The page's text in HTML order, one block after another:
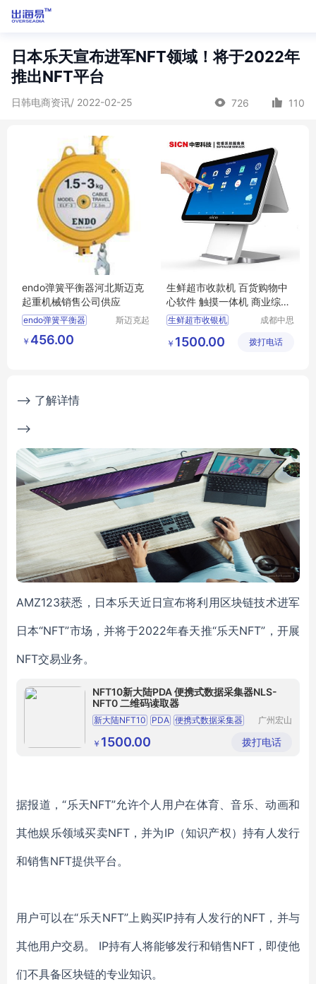
日本乐天宣布进军NFT领域！将于2022年
推出NFT平台
日韩电商资讯/ 2022-02-25 726 110
endo弹簧平衡器河北斯迈克
起重机械销售公司供应
endo弹簧平衡器
斯迈克起
￥ 456.00
生鲜超市收款机 百货购物中
心软件 触摸一体机 商业综合
体收银机
生鲜超市收银机
商业综合体收银机
成都中思
公司
￥ 1500.00 拨打电话
--> 了解详情
-->
AMZ123获悉，日本乐天近日宣布将利用区块链技术进军
日本“NFT”市场，并将于2022年春天推“乐天NFT”，开展
NFT交易业务。
NFT10新大陆PDA 便携式数据采集器NLS-
NFT0 二维码读取器
新大陆NFT10 PDA 便携式数据采集器
二维码读取器
广州宏山
技术有限
公司
￥ 1500.00 拨打电话
据报道，“乐天NFT”允许个人用户在体育、音乐、动画和
其他娱乐领域买卖NFT，并为IP（知识产权）持有人发行
和销售NFT提供平台。
用户可以在“乐天NFT”上购买IP持有人发行的NFT，并与
其他用户交易。 IP持有人将能够发行和销售NFT，即使他
们不具备区块链的专业知识。